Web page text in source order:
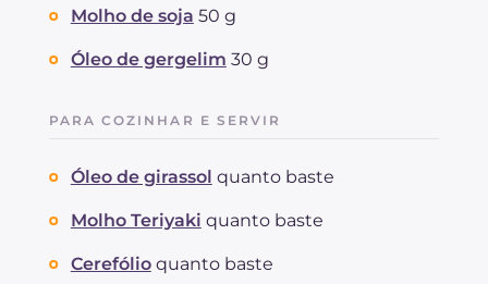
Molho de soja 50 g
Óleo de gergelim 30 g
PARA COZINHAR E SERVIR
Óleo de girassol quanto baste
Molho Teriyaki quanto baste
Cerefólio quanto baste